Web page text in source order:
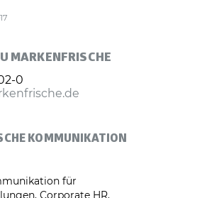
MARKENFRISCHE
0
KOMMUNIKATION
für
Corporate HR,